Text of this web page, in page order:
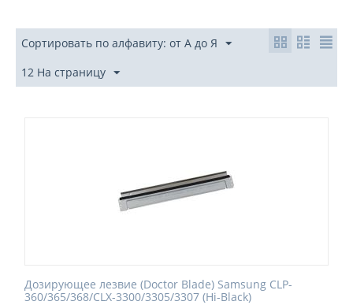
Сортировать по алфавиту: от А до Я
12 На страницу
Дозирующее лезвие (Doctor Blade) Samsung CLP-
360/365/368/CLX-3300/3305/3307 (Hi-Black)